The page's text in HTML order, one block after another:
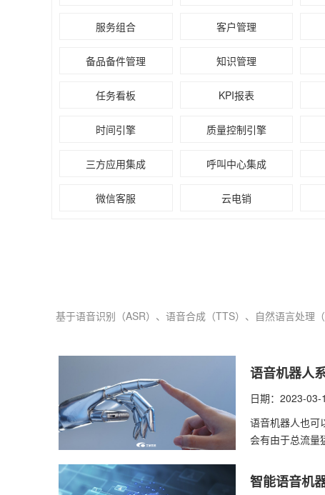
服务组合 客户管理
备品备件管理 知识管理
任务看板 KPI报表
时间引擎 质量控制引擎
三方应用集成 呼叫中心集成
微信客服 云电销
基于语音识别（ASR）、语音合成（TTS）、自然语言处理
语音机器人
日期：2023-03-
语音机器人也可
会有由于总流量
智能语音机